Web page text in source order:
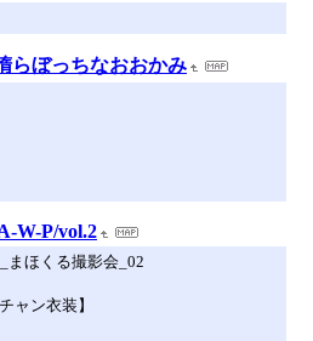
らぼっちなおおかみ
W-P/vol.2
まほくる撮影会_02
ャン衣装】